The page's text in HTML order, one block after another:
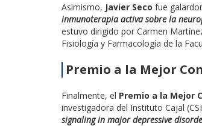
Asimismo, Javier Seco fue
inmunoterapia activa sobre la
estuvo dirigido por Carmen
Fisiología y Farmacología de la
Premio a la Mejor
Finalmente, el Premio a la Mejor
investigadora del Instituto Cajal
signaling in major depressive